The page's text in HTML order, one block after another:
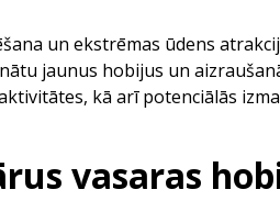
un ekstrēmas ūdens
jaunus hobijus un
kā arī potenciālās
vasaras